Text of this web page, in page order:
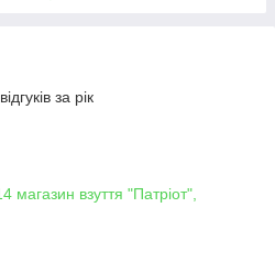
за рік
магазин взуття "Патріот",